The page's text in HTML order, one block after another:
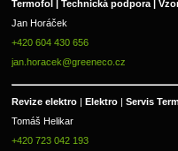
Termofol | Technická podpora |
Jan Horáček
+420 604 430 656
jan.horacek@greeneco.cz
Revize elektro | Elektro | Servis
Tomáš Helikar
+420 723 042 193